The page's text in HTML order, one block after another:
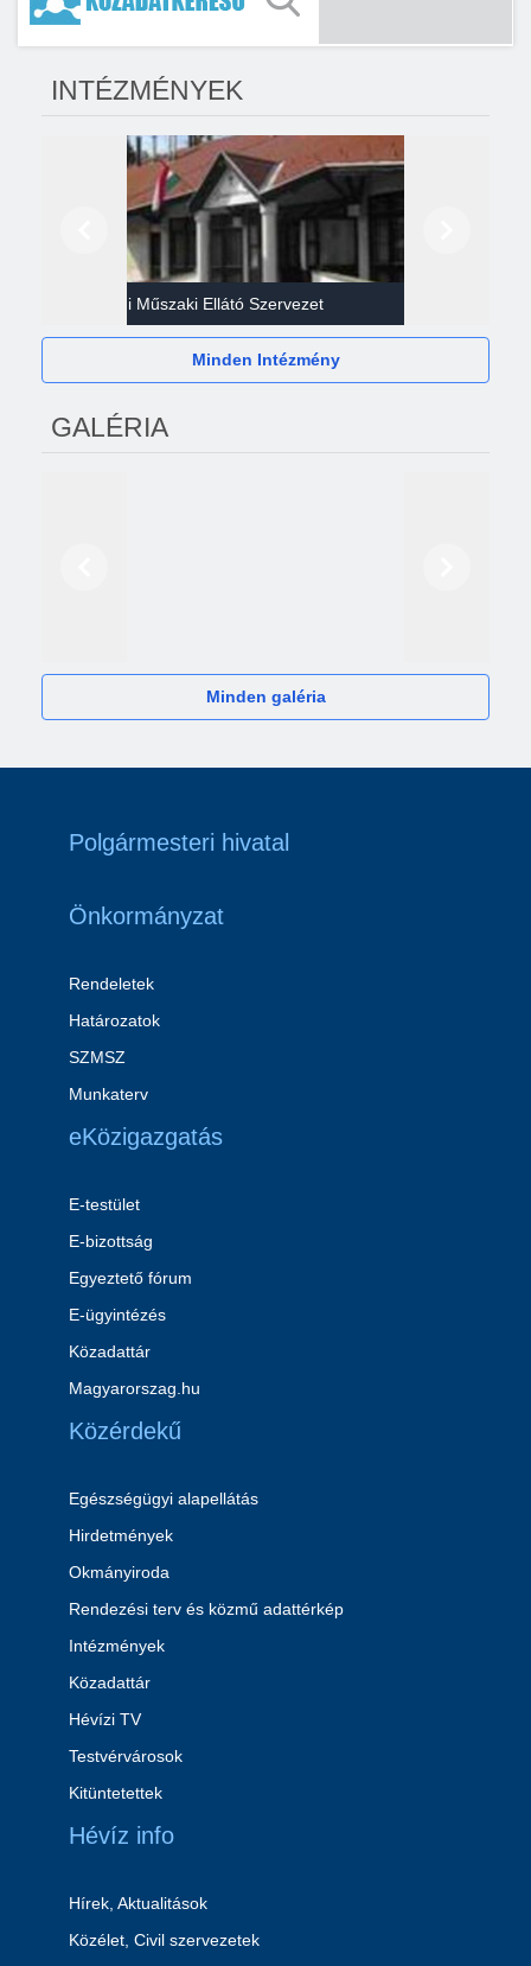
INTÉZMÉNYEK
Gazdasági Műszaki Ellátó Szervezet
Minden Intézmény
GALÉRIA
Minden galéria
Polgármesteri hivatal
Önkormányzat
Rendeletek
Határozatok
SZMSZ
Munkaterv
eKözigazgatás
E-testület
E-bizottság
Egyeztető fórum
E-ügyintézés
Közadattár
Magyarorszag.hu
Közérdekű
Egészségügyi alapellátás
Hirdetmények
Okmányiroda
Rendezési terv és közmű adattérkép
Intézmények
Közadattár
Hévízi TV
Testvérvárosok
Kitüntetettek
Hévíz info
Hírek, Aktualitások
Közélet, Civil szervezetek